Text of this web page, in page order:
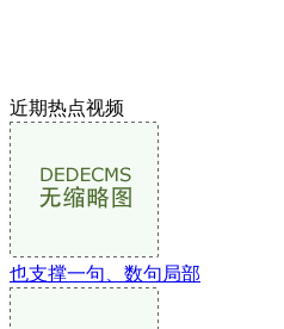
近期热点视频
也支撑一句、数句局部